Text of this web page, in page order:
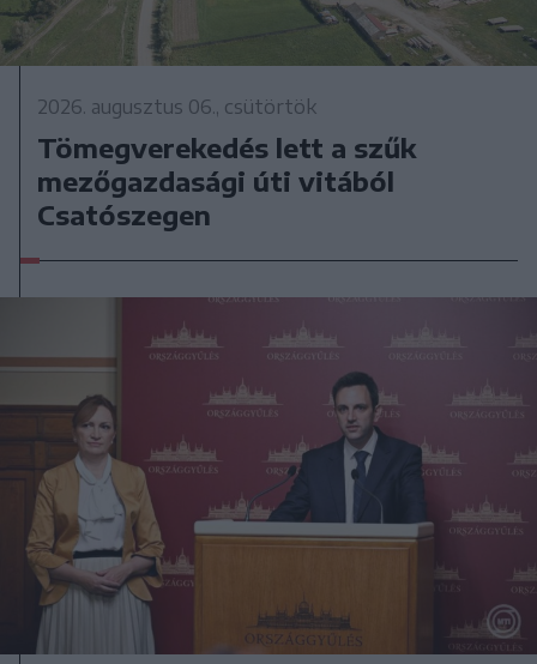
2026. augusztus 06., csütörtök
Tömegverekedés lett a szűk
mezőgazdasági úti vitából
Csatószegen